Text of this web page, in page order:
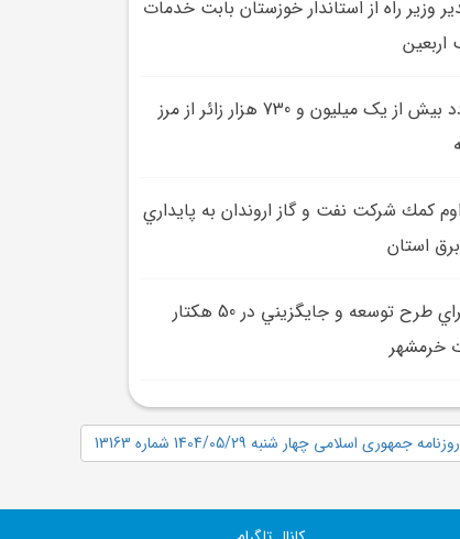
وزير راه از استاندار خوزستان بابت خدمات
تردد بيش از يک ميليون و 730 هزار زائر از مرز
كمك شركت نفت و گاز اروندان به پايداري
استان
اجراي طرح توسعه و جايگزيني در 50 هکتار
خرمشهر
جمهوری اسلامی چهار شنبه 1404/05/29 شماره 13163